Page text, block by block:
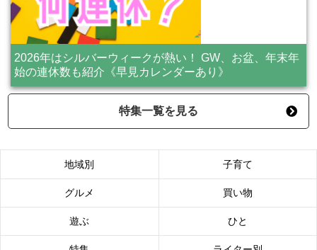
2026年はシルバーウィークが熱い！ GW、お盆、年末年
始の連休数も紹介《早見カレンダーあり》
特集一覧を見る
地域別 子育て
グルメ 買い物
遊ぶ ひと